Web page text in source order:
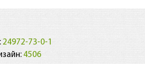
24972-73-0-1
4506